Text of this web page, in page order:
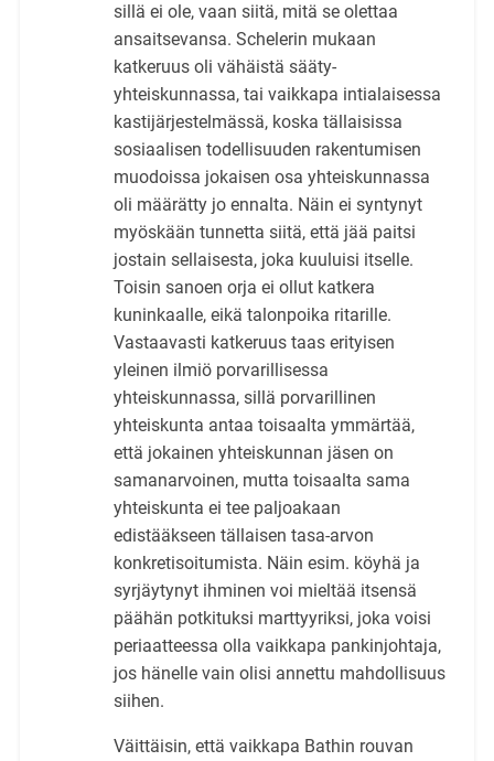
sillä ei ole, vaan siitä, mitä se olettaa
ansaitsevansa. Schelerin mukaan
katkeruus oli vähäistä sääty-
yhteiskunnassa, tai vaikkapa intialaisessa
kastijärjestelmässä, koska tällaisissa
sosiaalisen todellisuuden rakentumisen
muodoissa jokaisen osa yhteiskunnassa
oli määrätty jo ennalta. Näin ei syntynyt
myöskään tunnetta siitä, että jää paitsi
jostain sellaisesta, joka kuuluisi itselle.
Toisin sanoen orja ei ollut katkera
kuninkaalle, eikä talonpoika ritarille.
Vastaavasti katkeruus taas erityisen
yleinen ilmiö porvarillisessa
yhteiskunnassa, sillä porvarillinen
yhteiskunta antaa toisaalta ymmärtää,
että jokainen yhteiskunnan jäsen on
samanarvoinen, mutta toisaalta sama
yhteiskunta ei tee paljoakaan
edistääkseen tällaisen tasa-arvon
konkretisoitumista. Näin esim. köyhä ja
syrjäytynyt ihminen voi mieltää itsensä
päähän potkituksi marttyyriksi, joka voisi
periaatteessa olla vaikkapa pankinjohtaja,
jos hänelle vain olisi annettu mahdollisuus
siihen.
Väittäisin, että vaikkapa Bathin rouvan